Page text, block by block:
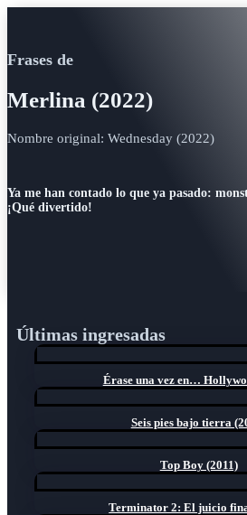
Frases de
Merlina (2022)
Nombre original: Wednesday (2022)
Ya me han contado lo que ya pasado:
¡Qué divertido!
Últimas ingresadas
Érase una vez en…
Seis pies bajo tierra
Top Boy (2011)
Terminator 2: El juicio